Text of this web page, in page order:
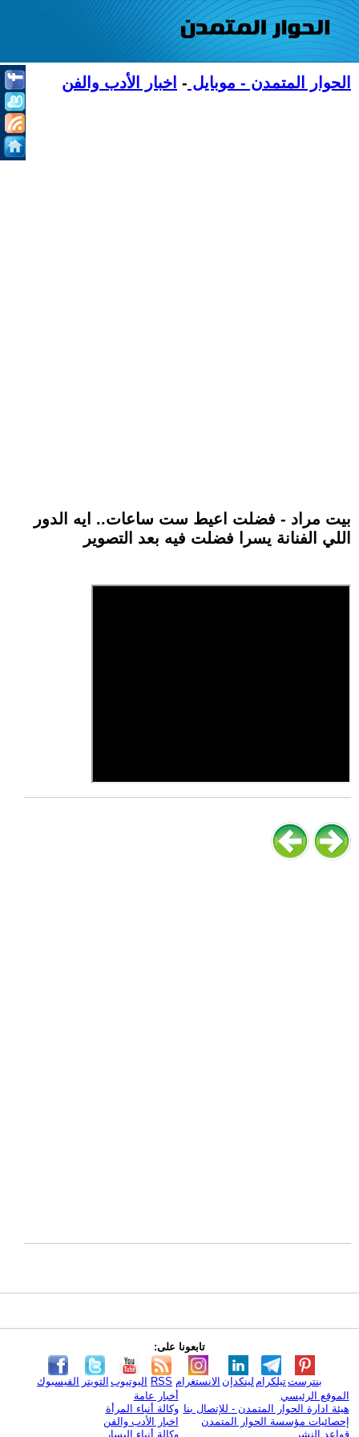
الحوار المتمدن - موبايل - اخبار الأدب والفن
بيت مراد - فضلت اعيط ست ساعات.. ايه الدور
اللي الفنانة يسرا فضلت فيه بعد التصوير
تابعونا على:
الفيسبوك التويتر اليوتيوب RSS الانستغرام لينكدإن تيلكرامبنترست
الموقع الرئيسي
هيئة ادارة الحوار المتمدن - للإتصال بنا
إحصائيات مؤسسة الحوار المتمدن
قواعد النشر
أخبار عامة
وكالة أنباء المرأة
اخبار الأدب والفن
وكالة أنباء اليسار